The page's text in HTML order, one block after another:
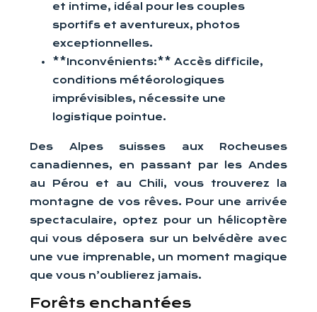
et intime, idéal pour les couples
sportifs et aventureux, photos
exceptionnelles.
**Inconvénients:** Accès difficile,
conditions météorologiques
imprévisibles, nécessite une
logistique pointue.
Des Alpes suisses aux Rocheuses
canadiennes, en passant par les Andes
au Pérou et au Chili, vous trouverez la
montagne de vos rêves. Pour une arrivée
spectaculaire, optez pour un hélicoptère
qui vous déposera sur un belvédère avec
une vue imprenable, un moment magique
que vous n’oublierez jamais.
Forêts enchantées